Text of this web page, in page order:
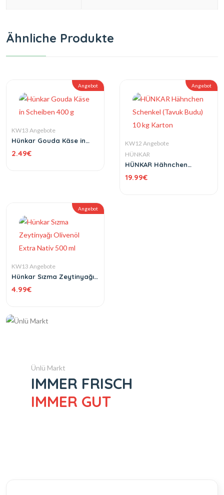
Ähnliche Produkte
Angebot
KW13 Angebote
Hünkar Gouda Käse in
2.49€
Angebot
KW12 Angebote
HÜNKAR
HÜNKAR Hähnchen
kg Karton
19.99€
Angebot
KW13 Angebote
Hünkar Sızma Zeytinyağı
ml
4.99€
Ünlü Markt
IMMER FRISCH
IMMER GUT